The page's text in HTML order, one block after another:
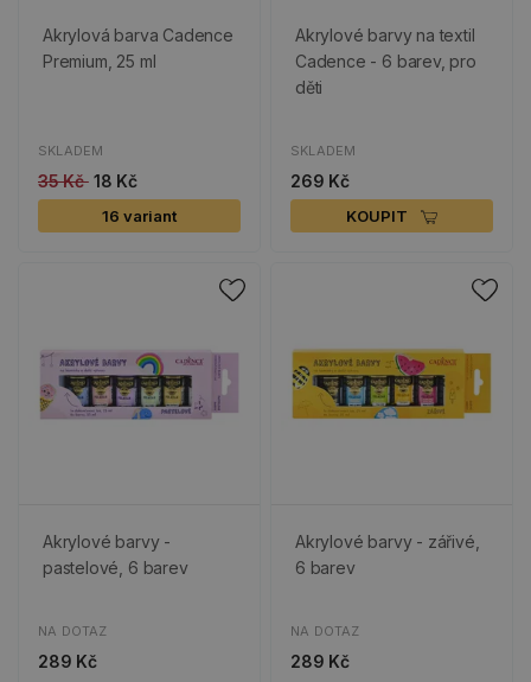
Akrylová barva Cadence
Premium, 25 ml
SKLADEM
35 Kč 18 Kč
16 variant
Akrylové barvy na textil
Cadence - 6 barev, pro
děti
SKLADEM
269 Kč
KOUPIT
Akrylové barvy -
pastelové, 6 barev
NA DOTAZ
289 Kč
Akrylové barvy - zářivé,
6 barev
NA DOTAZ
289 Kč